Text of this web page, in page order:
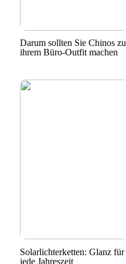
Darum sollten Sie Chinos zu
ihrem Büro-Outfit machen
Solarlichterketten: Glanz für
jede Jahreszeit